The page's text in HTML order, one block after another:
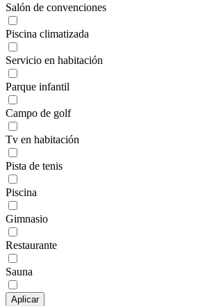
Salón de convenciones
Piscina climatizada
Servicio en habitación
Parque infantil
Campo de golf
Tv en habitación
Pista de tenis
Piscina
Gimnasio
Restaurante
Sauna
Aplicar